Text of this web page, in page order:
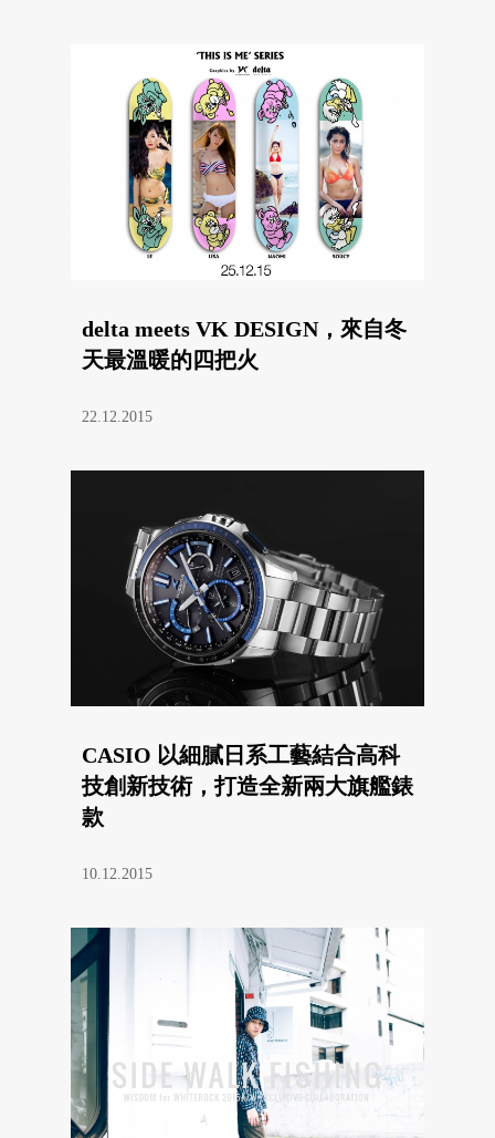
delta meets VK DESIGN，來自冬
天最溫暖的四把火
22.12.2015
CASIO 以細膩日系工藝結合高科
技創新技術，打造全新兩大旗艦錶
款
10.12.2015